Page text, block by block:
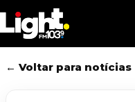
to
main
content
← Voltar para notícias